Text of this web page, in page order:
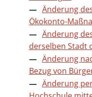
Änderung
Ökokonto-
Änderung
derselben Stadt
Änderung
Bezug von
Änderung